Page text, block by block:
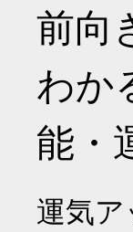
前向
わか
能・
運気